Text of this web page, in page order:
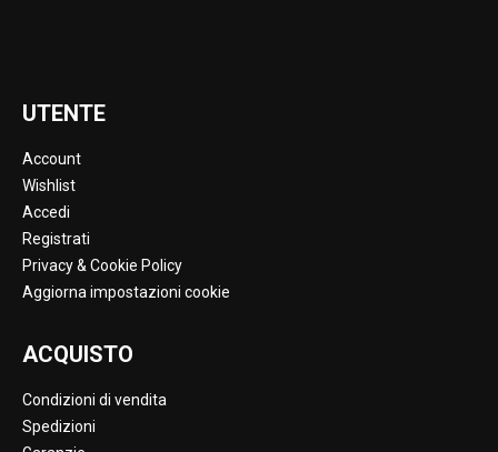
UTENTE
Account
Wishlist
Accedi
Registrati
Privacy & Cookie Policy
Aggiorna impostazioni cookie
ACQUISTO
Condizioni di vendita
Spedizioni